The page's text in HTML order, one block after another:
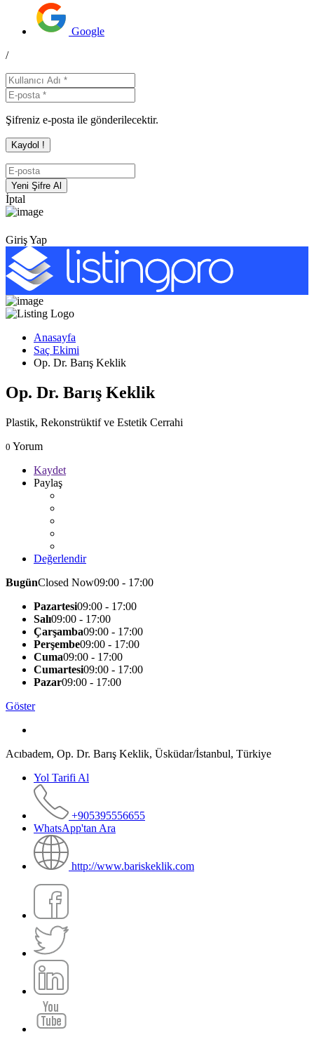
Google
/
Şifreniz e-posta ile gönderilecektir.
İptal
Giriş Yap
Anasayfa
Saç Ekimi
Op. Dr. Barış Keklik
Op. Dr. Barış Keklik
Plastik, Rekonstrüktif ve Estetik Cerrahi
0 Yorum
Kaydet
Paylaş
Değerlendir
BugünClosed Now09:00 - 17:00
Pazartesi09:00 - 17:00
Salı09:00 - 17:00
Çarşamba09:00 - 17:00
Perşembe09:00 - 17:00
Cuma09:00 - 17:00
Cumartesi09:00 - 17:00
Pazar09:00 - 17:00
Göster
Acıbadem, Op. Dr. Barış Keklik, Üsküdar/İstanbul, Türkiye
Yol Tarifi Al
+905395556655
WhatsApp'tan Ara
http://www.bariskeklik.com